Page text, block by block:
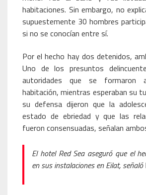
habitaciones. Sin embargo, no
supuestemente 30 hombres
si no se conocían entre sí.
Por el hecho hay dos detenidos,
Uno de los presuntos
autoridades que se formaron
habitación, mientras esperaban su
su defensa dijeron que la
estado de ebriedad y que las
fueron consensuadas, señalan
El hotel Red Sea aseguró que el
en sus instalaciones en Eilat, señaló